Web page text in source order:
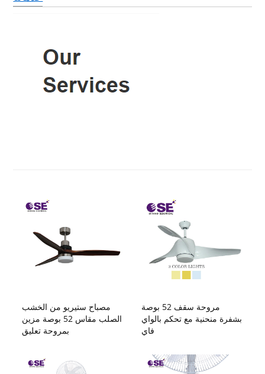
مصباح ستيريو من الخشب
الصلب مقاس 52 بوصة مزين
بمروحة تعليق
مروحة سقف 52 بوصة
بشفرة منحنية مع تحكم بالواي
فاي